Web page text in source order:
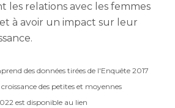
les relations avec les femmes
à avoir un impact sur leur
des données tirées de l'Enquête 2017
des petites et moyennes
est disponible au lien